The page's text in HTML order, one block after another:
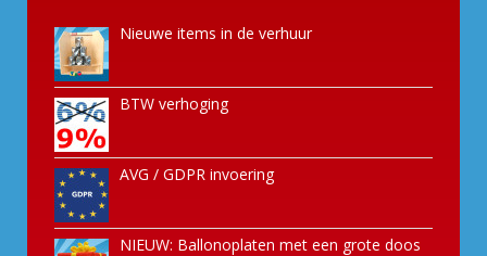
Nieuwe items in de verhuur
BTW verhoging
AVG / GDPR invoering
NIEUW: Ballonoplaten met een grote doos